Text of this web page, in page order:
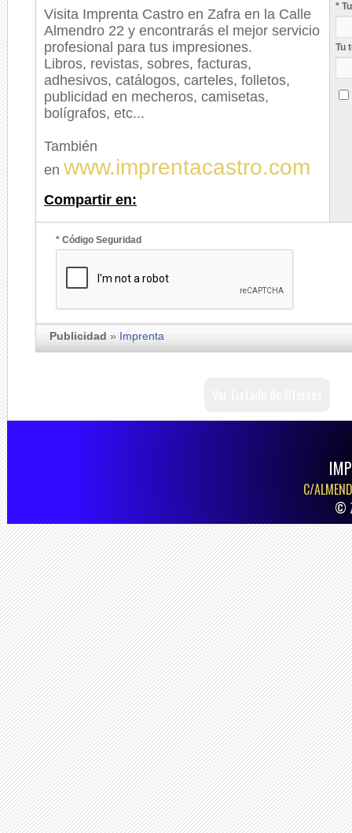
Visita Imprenta Castro en Zafra en la Calle
Almendro 22 y encontrarás el mejor servicio
profesional para tus impresiones.
Libros, revistas, sobres, facturas,
adhesivos, catálogos, carteles, folletos,
publicidad en mecheros, camisetas,
bolígrafos, etc...
También
en www.imprentacastro.com
Compartir en:
*
Tu
* Código Seguridad
Publicidad » Imprenta
C/
©